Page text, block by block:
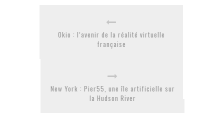
Okio : l’avenir de la réalité virtuelle
française
New York : Pier55, une île artificielle sur
la Hudson River